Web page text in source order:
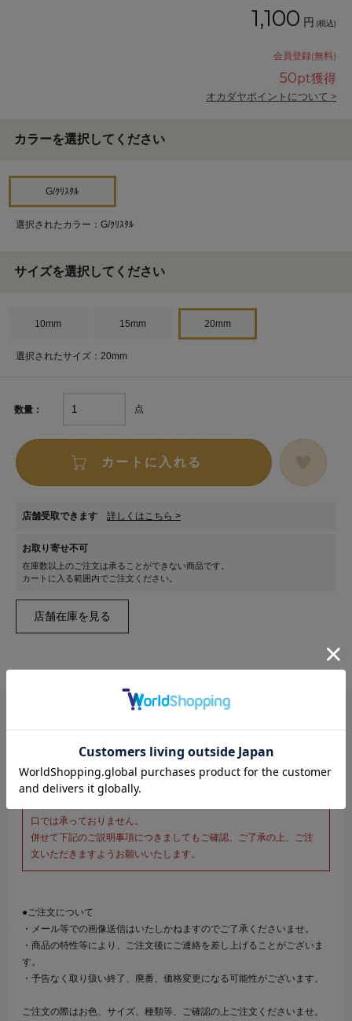
1,100 円 (税込)
会員登録(無料)
50pt獲得
オカダヤポイントについて >
カラーを選択してください
G/ｸﾘｽﾀﾙ
選択されたカラー：G/ｸﾘｽﾀﾙ
サイズを選択してください
10mm 15mm 20mm
選択されたサイズ：20mm
数量： 点
カートに入れる
店舗受取できます 詳しくはこちら >
お取り寄せ不可
在庫数以上のご注文は承ることができない商品です。
カートに入る範囲内でご注文ください。
※新宿オカダヤ本店お取り扱い商品のご注文専用ページです※
こちらのページは、店頭にてあらかじめ商品詳細および商品コード
をご確認いただいた上でご注文いただけるページです。
そのため、商品画像および詳細は記載しておりません。
口では承っておりません。
併せて下記のご説明事項につきましてもご確認、ご了承の上、ご注
文いただきますようお願いいたします。
●ご注文について
・メール等での画像送信はいたしかねますのでご了承くださいませ。
・商品の特性等により、ご注文後にご連絡を差し上げることがございま
す。
・予告なく取り扱い終了、廃番、価格変更になる可能性がございます。
ご注文の際はお色、サイズ、種類等、ご確認の上ご注文くださいませ。